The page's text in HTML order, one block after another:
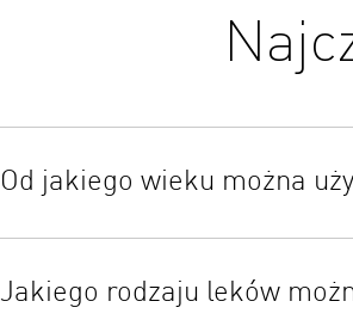
Od jakiego wieku można
Jakiego rodzaju leków